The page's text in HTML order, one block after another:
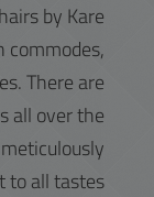
by Kare
commodes,
There are
all over the
to all tastes!